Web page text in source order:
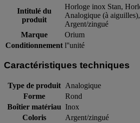
Intitulé du
produit
Horloge inox Stan,
Analogique (à
Argent/zingué
Marque
Orium
Conditionnement l''unité
Caractéristiques techniques
Type de produit Analogique
Forme
Rond
Boîtier matériau Inox
Coloris
Argent/zingué